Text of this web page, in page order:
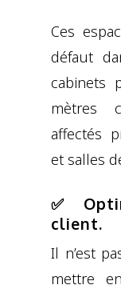
Ces
défaut
cabinets
mètres
affectés
et salles
✅
client.
Il n’est
mettre